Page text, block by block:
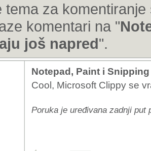
tema za
komentari na "
još napred".
Notepad, Paint i
Cool, Microsoft Clippy se
Poruka je uređivana zadnji put